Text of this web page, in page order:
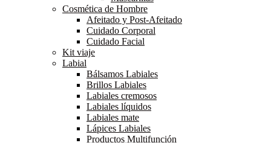
Cosmética de Hombre
Afeitado y Post-Afeitado
Cuidado Corporal
Cuidado Facial
Kit viaje
Labial
Bálsamos Labiales
Brillos Labiales
Labiales cremosos
Labiales líquidos
Labiales mate
Lápices Labiales
Productos Multifunción